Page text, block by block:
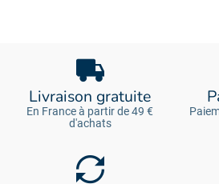
Livraison gratuite
En France à partir de 49 €
d'achats